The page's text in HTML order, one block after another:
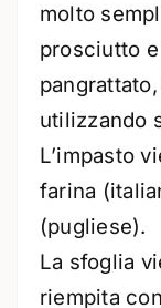
molto
prosciutto
utilizzando
L’impasto
farina
(pugliese).
La sfoglia
riempita